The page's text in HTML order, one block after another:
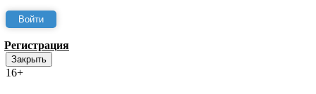
Регистрация
Закрыть
16+